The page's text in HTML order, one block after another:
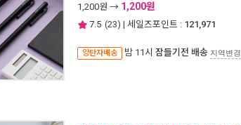
1,200원 → 1,200원
7.5 (23) | 세일즈포인트 : 121,971
양탄자배송 밤 11시 잠들기전 배송 지역변경